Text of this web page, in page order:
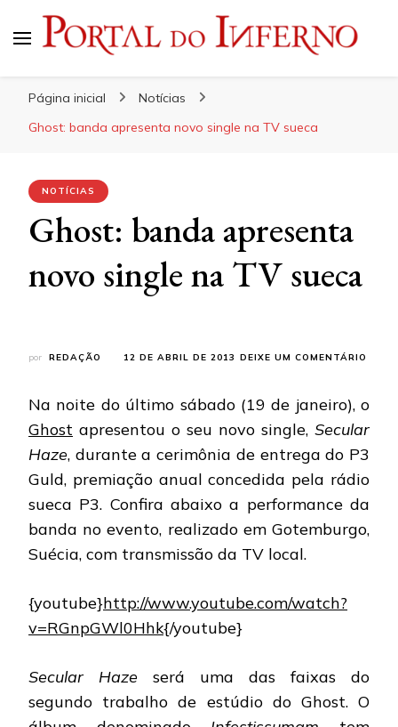
Página inicial
Notícias
Ghost: banda apresenta novo single na TV sueca
NOTÍCIAS
Ghost: banda apresenta
novo single na TV sueca
por REDAÇÃO 12 DE ABRIL DE 2013 DEIXE UM COMENTÁRIO
NA
Na noite do último sábado (19 de janeiro), o
Ghost apresentou o seu novo single, Secular
Haze, durante a cerimônia de entrega do P3
Guld, premiação anual concedida pela rádio
sueca P3. Confira abaixo a performance da
banda no evento, realizado em Gotemburgo,
Suécia, com transmissão da TV local.
{youtube}http://www.youtube.com/watch?
v=RGnpGWl0Hhk{/youtube}
Secular Haze será uma das faixas do
segundo trabalho de estúdio do Ghost. O